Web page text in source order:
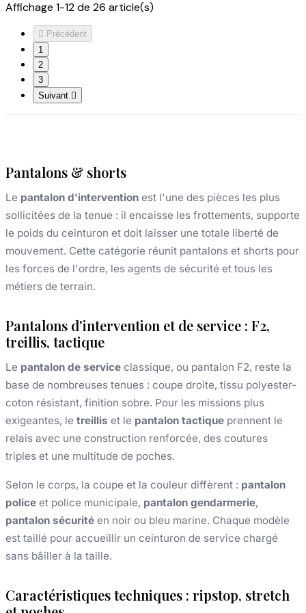
Pantalons & shorts
Le pantalon d'intervention est l'une des pièces les plus
sollicitées de la tenue : il encaisse les frottements, supporte
le poids du ceinturon et doit laisser une totale liberté de
mouvement. Cette catégorie réunit pantalons et shorts pour
les forces de l'ordre, les agents de sécurité et tous les
métiers de terrain.
Pantalons d'intervention et de service : F2,
treillis, tactique
Le pantalon de service classique, ou pantalon F2, reste la
base de nombreuses tenues : coupe droite, tissu polyester-
coton résistant, finition sobre. Pour les missions plus
exigeantes, le treillis et le pantalon tactique prennent le
relais avec une construction renforcée, des coutures
triples et une multitude de poches.
Selon le corps, la coupe et la couleur diffèrent : pantalon
police et police municipale, pantalon gendarmerie,
pantalon sécurité en noir ou bleu marine. Chaque modèle
est taillé pour accueillir un ceinturon de service chargé
sans bâiller à la taille.
Caractéristiques techniques : ripstop, stretch
Affichage 1-12 de 26 article(s)
 Précédent
1
2
3
Suivant 